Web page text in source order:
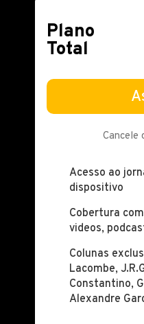
Plano
Total
Cancele
Acesso ao
dispositivo
Cobertura
videos,
Colunas
Lacombe,
Constantino,
Alexandre